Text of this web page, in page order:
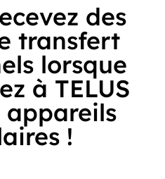
des
transfert
lorsque
à TELUS
appareils
!